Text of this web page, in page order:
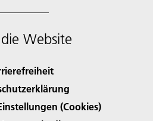
Website
(Cookies)